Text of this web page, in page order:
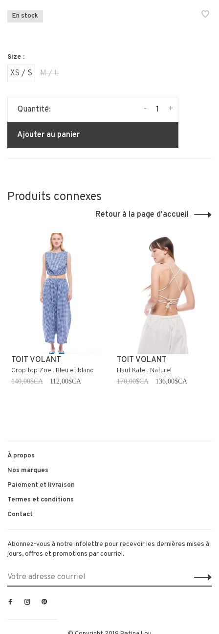
En stock
Size :
XS / S M / L
Quantité: +
-
Ajouter au panier
Produits connexes
Retour à la page d'accueil
TOIT VOLANT
Crop top Zoe . Bleu et blanc
140,00$CA 112,00$CA
TOIT VOLANT
Haut Kate . Naturel
170,00$CA 136,00$CA
À propos
Nos marques
Paiement et livraison
Termes et conditions
Contact
Abonnez-vous à notre infolettre pour recevoir les dernières mises à
jours, offres et promotions par courriel.